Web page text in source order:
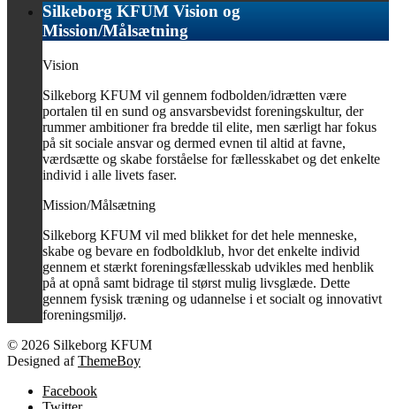
Silkeborg KFUM Vision og
Mission/Målsætning
Vision
Silkeborg KFUM vil gennem fodbolden/idrætten være
portalen til en sund og ansvarsbevidst foreningskultur, der
rummer ambitioner fra bredde til elite, men særligt har fokus
på sit sociale ansvar og dermed evnen til altid at favne,
værdsætte og skabe forståelse for fællesskabet og det enkelte
individ i alle livets faser.
Mission/Målsætning
Silkeborg KFUM vil med blikket for det hele menneske,
skabe og bevare en fodboldklub, hvor det enkelte individ
gennem et stærkt foreningsfællesskab udvikles med henblik
på at opnå samt bidrage til størst mulig livsglæde. Dette
gennem fysisk træning og udannelse i et socialt og innovativt
foreningsmiljø.
© 2026 Silkeborg KFUM
Designed afThemeBoy
Facebook